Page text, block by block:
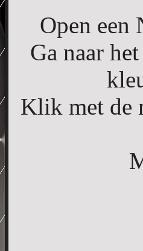
Open een
Ga naar
Klik met de